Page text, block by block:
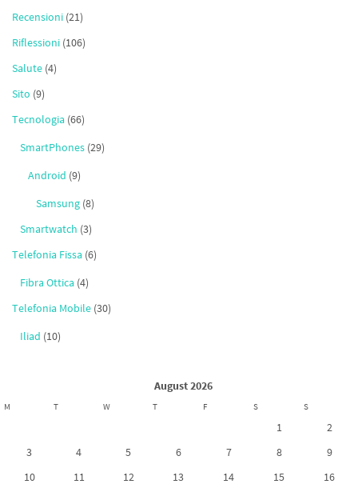
Recensioni (21)
Riflessioni (106)
Salute (4)
Sito (9)
Tecnologia (66)
SmartPhones (29)
Android (9)
Samsung (8)
Smartwatch (3)
Telefonia Fissa (6)
Fibra Ottica (4)
Telefonia Mobile (30)
Iliad (10)
August 2026
M T W T F S S
1
2
3
4 5 6 7 8
9
10
11 12 13 14 15 16